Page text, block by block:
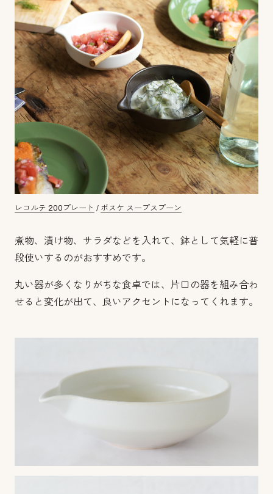
レコルテ 200プレート / ボスケ スープスプーン
煮物、漬け物、サラダなどを入れて、鉢として気軽に普
段使いするのがおすすめです。
丸い器が多くなりがちな食卓では、片口の器を組み合わ
せると変化が出て、良いアクセントになってくれます。